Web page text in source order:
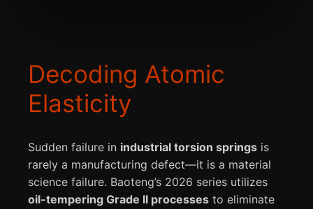
Decoding Atomic
Elasticity
Sudden failure in industrial torsion springs is
rarely a manufacturing defect—it is a material
science failure. Baoteng’s 2026 series utilizes
oil-tempering Grade II processes to eliminate